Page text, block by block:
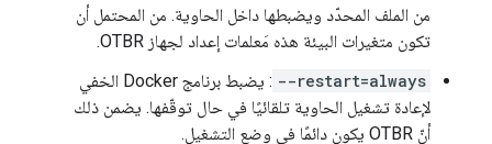
من الملف المحدّد ويضبطها داخل الحاوية. من المحتمل أن
تكون متغيرات البيئة هذه مَعلمات إعداد لجهاز OTBR.
--restart=always
: يضبط برنامج Docker الخفي
لإعادة تشغيل الحاوية تلقائيًا في حال توقّفها. يضمن ذلك
أنّ OTBR يكون دائمًا في وضع التشغيل.